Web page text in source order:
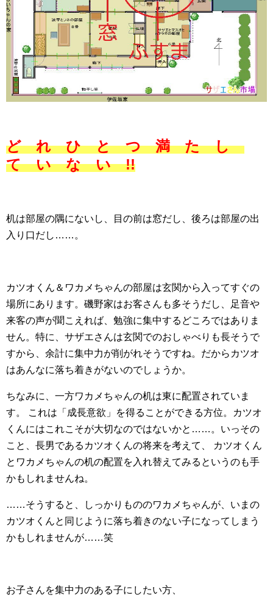
ど れ ひ と つ 満 た し
て い な い !!
机は部屋の隅にないし、目の前は窓だし、後ろは部屋の出
入り口だし……。
カツオくん＆ワカメちゃんの部屋は玄関から入ってすぐの
場所にあります。磯野家はお客さんも多そうだし、足音や
来客の声が聞こえれば、勉強に集中するどころではありま
せん。特に、サザエさんは玄関でのおしゃべりも長そうで
すから、余計に集中力が削がれそうですね。だからカツオ
はあんなに落ち着きがないのでしょうか。
ちなみに、一方ワカメちゃんの机は東に配置されていま
す。 これは「成長意欲」を得ることができる方位。カツオ
くんにはこれこそが大切なのではないかと……。いっその
こと、長男であるカツオくんの将来を考えて、 カツオくん
とワカメちゃんの机の配置を入れ替えてみるというのも手
かもしれませんね。
……そうすると、しっかりもののワカメちゃんが、いまの
カツオくんと同じように落ち着きのない子になってしまう
かもしれませんが……笑
お子さんを集中力のある子にしたい方、